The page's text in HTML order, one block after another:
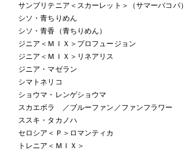
サンブリテニア＜スカーレット＞（サマーバコパ）
シソ・青ちりめん
シソ・青香（青ちりめん）
ジニア＜ＭＩＸ＞プロフュージョン
ジニア＜ＭＩＸ＞リネアリス
ジニア・マゼラン
シマトネリコ
ショウマ・レンゲショウマ
スカエボラ ／ブルーファン／ファンフラワー
ススキ・タカノハ
セロシア＜Ｐ＞ロマンティカ
トレニア＜ＭＩＸ＞